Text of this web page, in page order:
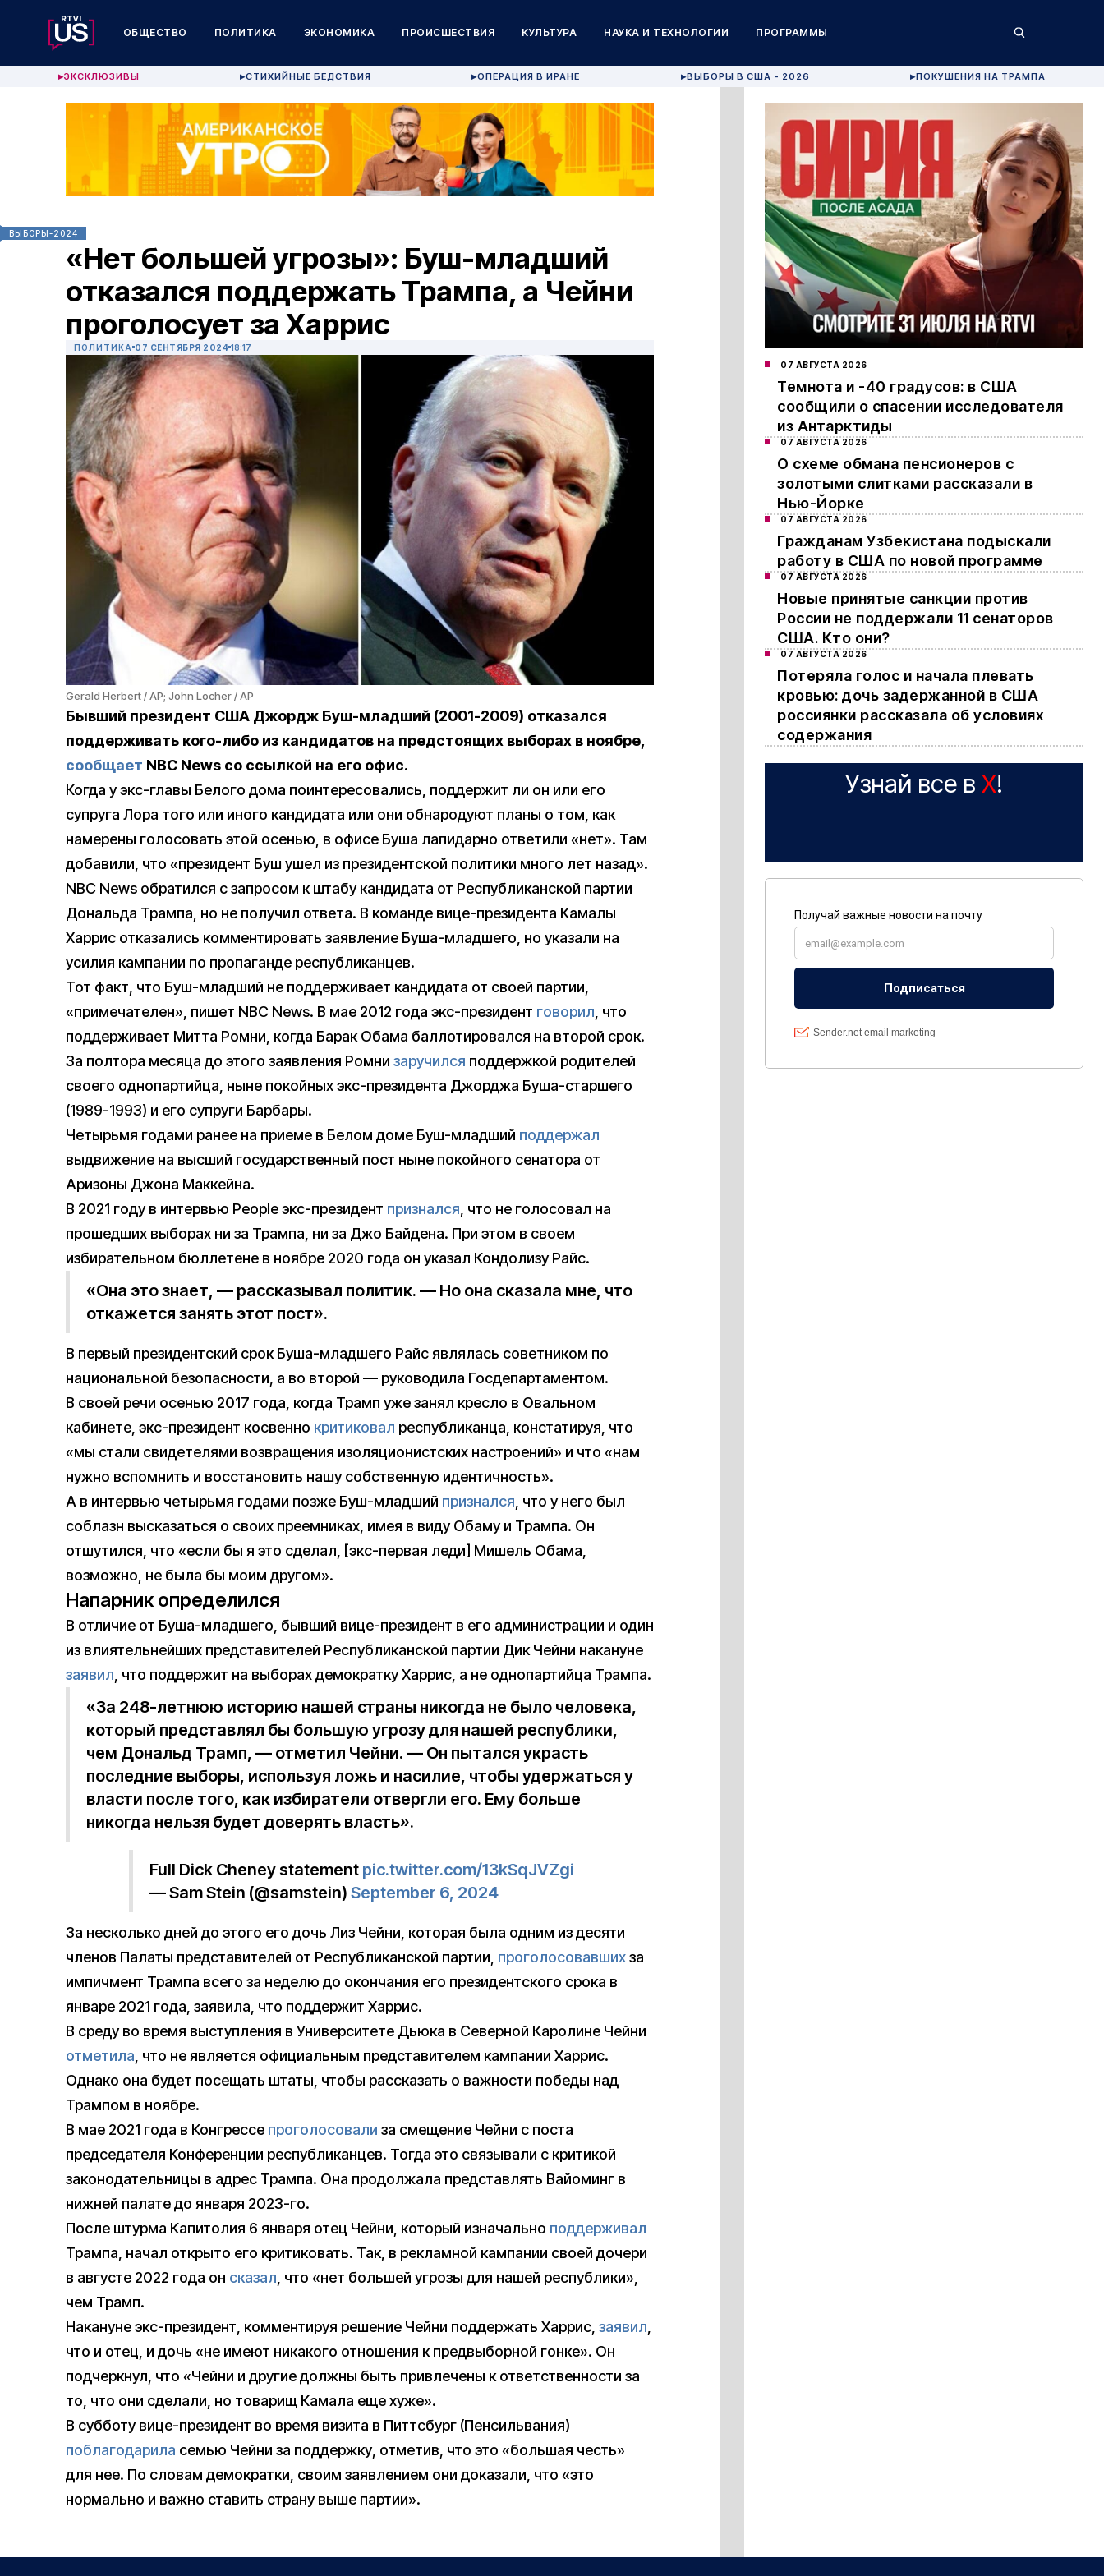
ОБЩЕСТВО ПОЛИТИКА ЭКОНОМИКА ПРОИСШЕСТВИЯ КУЛЬТУРА НАУКА И ТЕХНОЛОГИИ ПРОГРАММЫ
▶ЭКСКЛЮЗИВЫ ▶СТИХИЙНЫЕ БЕДСТВИЯ ▶ОПЕРАЦИЯ В ИРАНЕ ▶ВЫБОРЫ В США - 2026 ▶ПОКУШЕНИЯ НА ТРАМПА
ВЫБОРЫ-2024
«Нет большей угрозы»: Буш-младший
отказался поддержать Трампа, а Чейни
проголосует за Харрис
ПОЛИТИКА 07 СЕНТЯБРЯ 2024 18:17
Gerald Herbert / AP; John Locher / AP
Бывший президент США Джордж Буш-младший (2001-2009) отказался
поддерживать кого-либо из кандидатов на предстоящих выборах в ноябре,
сообщает NBC News со ссылкой на его офис.
Когда у экс-главы Белого дома поинтересовались, поддержит ли он или его
супруга Лора того или иного кандидата или они обнародуют планы о том, как
намерены голосовать этой осенью, в офисе Буша лапидарно ответили «нет». Там
добавили, что «президент Буш ушел из президентской политики много лет назад».
NBC News обратился с запросом к штабу кандидата от Республиканской партии
Дональда Трампа, но не получил ответа. В команде вице-президента Камалы
Харрис отказались комментировать заявление Буша-младшего, но указали на
усилия кампании по пропаганде республиканцев.
Тот факт, что Буш-младший не поддерживает кандидата от своей партии,
«примечателен», пишет NBC News. В мае 2012 года экс-президент говорил, что
поддерживает Митта Ромни, когда Барак Обама баллотировался на второй срок.
За полтора месяца до этого заявления Ромни заручился поддержкой родителей
своего однопартийца, ныне покойных экс-президента Джорджа Буша-старшего
(1989-1993) и его супруги Барбары.
Четырьмя годами ранее на приеме в Белом доме Буш-младший поддержал
выдвижение на высший государственный пост ныне покойного сенатора от
Аризоны Джона Маккейна.
В 2021 году в интервью People экс-президент признался, что не голосовал на
прошедших выборах ни за Трампа, ни за Джо Байдена. При этом в своем
избирательном бюллетене в ноябре 2020 года он указал Кондолизу Райс.
«Она это знает, — рассказывал политик. — Но она сказала мне, что
откажется занять этот пост».
В первый президентский срок Буша-младшего Райс являлась советником по
национальной безопасности, а во второй — руководила Госдепартаментом.
В своей речи осенью 2017 года, когда Трамп уже занял кресло в Овальном
кабинете, экс-президент косвенно критиковал республиканца, констатируя, что
«мы стали свидетелями возвращения изоляционистских настроений» и что «нам
нужно вспомнить и восстановить нашу собственную идентичность».
А в интервью четырьмя годами позже Буш-младший признался, что у него был
соблазн высказаться о своих преемниках, имея в виду Обаму и Трампа. Он
отшутился, что «если бы я это сделал, [экс-первая леди] Мишель Обама,
возможно, не была бы моим другом».
Напарник определился
В отличие от Буша-младшего, бывший вице-президент в его администрации и один
из влиятельнейших представителей Республиканской партии Дик Чейни накануне
заявил, что поддержит на выборах демократку Харрис, а не однопартийца Трампа.
«За 248-летнюю историю нашей страны никогда не было человека,
который представлял бы большую угрозу для нашей республики,
чем Дональд Трамп, — отметил Чейни. — Он пытался украсть
последние выборы, используя ложь и насилие, чтобы удержаться у
власти после того, как избиратели отвергли его. Ему больше
никогда нельзя будет доверять власть».
Full Dick Cheney statement pic.twitter.com/13kSqJVZgi
— Sam Stein (@samstein) September 6, 2024
За несколько дней до этого его дочь Лиз Чейни, которая была одним из десяти
членов Палаты представителей от Республиканской партии, проголосовавшихза
импичмент Трампа всего за неделю до окончания его президентского срока в
январе 2021 года, заявила, что поддержит Харрис.
В среду во время выступления в Университете Дьюка в Северной Каролине Чейни
отметила, что не является официальным представителем кампании Харрис.
Однако она будет посещать штаты, чтобы рассказать о важности победы над
Трампом в ноябре.
В мае 2021 года в Конгрессе проголосовали за смещение Чейни с поста
председателя Конференции республиканцев. Тогда это связывали с критикой
законодательницы в адрес Трампа. Она продолжала представлять Вайоминг в
нижней палате до января 2023-го.
После штурма Капитолия 6 января отец Чейни, который изначально поддерживал
Трампа, начал открыто его критиковать. Так, в рекламной кампании своей дочери
в августе 2022 года он сказал, что «нет большей угрозы для нашей республики»,
чем Трамп.
Накануне экс-президент, комментируя решение Чейни поддержать Харрис, заявил,
что и отец, и дочь «не имеют никакого отношения к предвыборной гонке». Он
подчеркнул, что «Чейни и другие должны быть привлечены к ответственности за
то, что они сделали, но товарищ Камала еще хуже».
В субботу вице-президент во время визита в Питтсбург (Пенсильвания)
поблагодарила семью Чейни за поддержку, отметив, что это «большая честь»
для нее. По словам демократки, своим заявлением они доказали, что «это
нормально и важно ставить страну выше партии».
07 АВГУСТА 2026
Темнота и -40 градусов: в США
сообщили о спасении исследователя
из Антарктиды
07 АВГУСТА 2026
О схеме обмана пенсионеров с
золотыми слитками рассказали в
Нью-Йорке
07 АВГУСТА 2026
Гражданам Узбекистана подыскали
работу в США по новой программе
07 АВГУСТА 2026
Новые принятые санкции против
России не поддержали 11 сенаторов
США. Кто они?
07 АВГУСТА 2026
Потеряла голос и начала плевать
кровью: дочь задержанной в США
россиянки рассказала об условиях
содержания
Узнай все в X!